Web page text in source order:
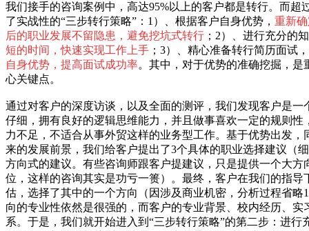
我们接手的咨询案例中，高达95%以上的客户都是转行。而超
了实战性的“三步转行策略”：1）、根据客户自身优势， 重新
后的职业发展不留隐患，避免挖坑式转行 ；2）、进行充分的
短的时间，快速实现工作上手 ；3）、精心准备转行简历面试
自身优势，提高面试成功率。其中，对于优势的准确挖掘，
心关键点。
通过对客户的深度访谈，以及全面的测评，我们发现客户是一
仔细，拥有良好的逻辑思维能力，并且做事喜欢一定的规则性
力不足，不适合从事外贸这样的业务型工作。基于优势出发，
来的发展前景，我们给客户提出了3个具体的职业选择建议（
方向式的建议。有些咨询师跟客户提建议，只是提供一个大方
位，这样的咨询其实是功亏一篑）。最终，客户在我们的指导
估，选择了其中的一个方向（因涉及商业机密，分析过程省略
向的专业性依然是很强的，而客户的专业背景、校内经历、实
系。于是，我们就开始进入到“三步转行策略”的第二步：进行